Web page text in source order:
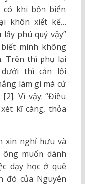
có khi bốn biển
khôn xiết kể…
phú quý vậy”
mình không
Trên thì phụ lại
thì cản lối
làm gì mà cứ
Vì vậy: “Điều
kĩ càng, thỏa
xin nghỉ hưu và
muốn dành
dạy học ở quê
đó của Nguyễn